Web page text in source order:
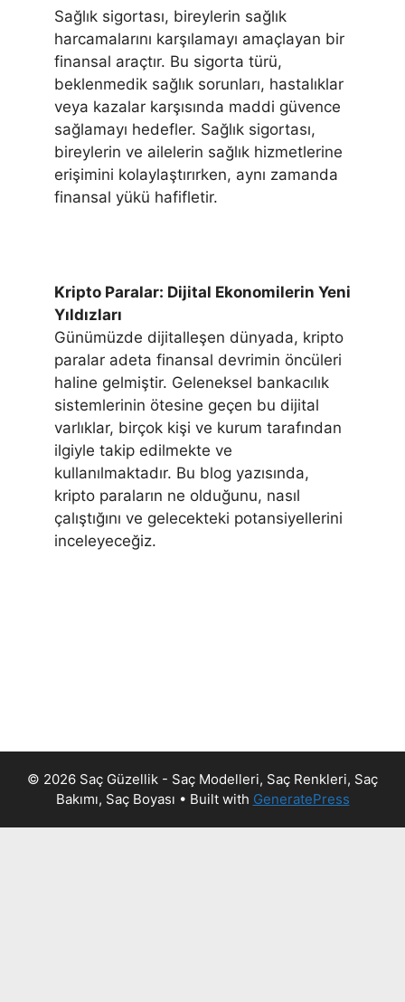
Sağlık sigortası, bireylerin sağlık
harcamalarını karşılamayı amaçlayan bir
finansal araçtır. Bu sigorta türü,
beklenmedik sağlık sorunları, hastalıklar
veya kazalar karşısında maddi güvence
sağlamayı hedefler. Sağlık sigortası,
bireylerin ve ailelerin sağlık hizmetlerine
erişimini kolaylaştırırken, aynı zamanda
finansal yükü hafifletir.
Kripto Paralar: Dijital Ekonomilerin Yeni
Yıldızları
Günümüzde dijitalleşen dünyada, kripto
paralar adeta finansal devrimin öncüleri
haline gelmiştir. Geleneksel bankacılık
sistemlerinin ötesine geçen bu dijital
varlıklar, birçok kişi ve kurum tarafından
ilgiyle takip edilmekte ve
kullanılmaktadır. Bu blog yazısında,
kripto paraların ne olduğunu, nasıl
çalıştığını ve gelecekteki potansiyellerini
inceleyeceğiz.
© 2026 Saç Güzellik - Saç Modelleri, Saç Renkleri, Saç
Bakımı, Saç Boyası • Built with GeneratePress